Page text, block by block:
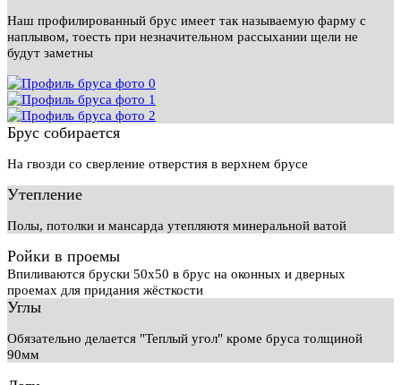
Наш профилированный брус имеет так называемую фарму с
наплывом, тоесть при незначительном рассыхании щели не
будут заметны
Брус собирается
На гвозди со сверление отверстия в верхнем брусе
Утепление
Полы, потолки и мансарда утепляютя минеральной ватой
Ройки в проемы
Впиливаются бруски 50х50 в брус на оконных и дверных
проемах для придания жёсткости
Углы
Обязательно делается "Теплый угол" кроме бруса толщиной
90мм